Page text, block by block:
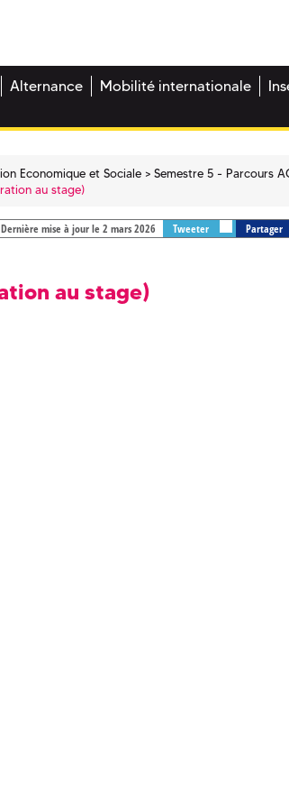
Alternance Mobilité internationale
Economique et Sociale
Semestre 5 - Parcours
au stage)
Dernière mise à jour le 2 mars 2026 Tweeter Partager
au stage)